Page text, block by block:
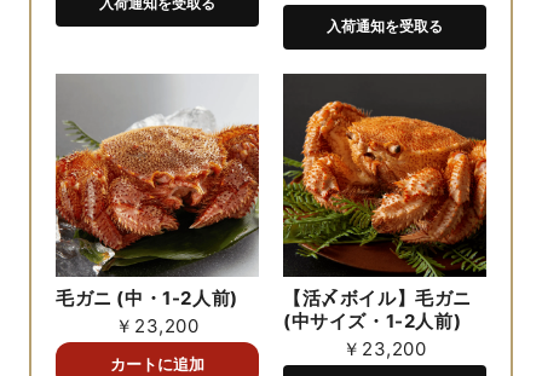
入荷通知を受取る
毛ガニ (中・1-2人前)
￥23,200
【活〆ボイル】毛ガニ
(中サイズ・1-2人前)
￥23,200